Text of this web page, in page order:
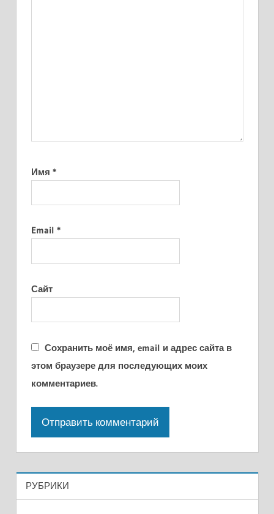
Имя *
Email *
Сайт
Сохранить моё имя, email и адрес сайта в
этом браузере для последующих моих
комментариев.
РУБРИКИ